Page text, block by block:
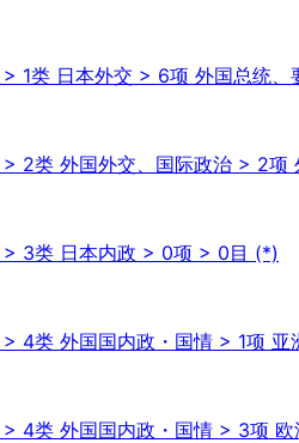
1类 日本外交 > 6项 外国总统
2类 外国外交、国际政治 > 2
> 3类 日本内政 > 0项 > 0目 (*)
4类 外国国内政・国情 > 1项
4类 外国国内政・国情 > 3项